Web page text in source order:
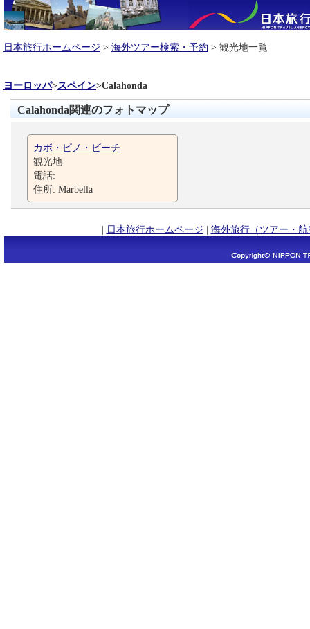
日本旅行ホームページ > 海外ツアー検索・予約 > 観光地一覧
ヨーロッパ>スペイン>Calahonda
Calahonda関連のフォトマップ
カボ・ピノ・ビーチ
観光地
電話:
住所: Marbella
| 日本旅行ホームページ | 海外旅行（ツアー・航